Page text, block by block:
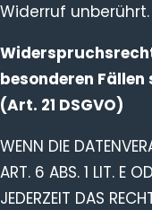
Widerruf unberührt.
besonderen
(Art. 21 DSGVO)
WENN DIE
ART. 6 ABS. 1 LIT. E
JEDERZEIT DAS